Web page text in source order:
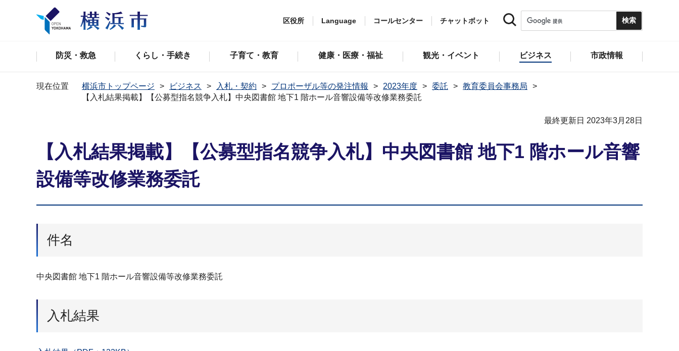
区役所 Language コールセンター チャットボット
防災・救急 くらし・手続き 子育て・教育 健康・医療・福祉 観光・イベント ビジネス 市政情報
現在位置 横浜市トップページ ビジネス 入札・契約 プロポーザル等の発注情報 2023年度 委託
教育委員会事務局
【入札結果掲載】【公募型指名競争入札】中央図書館 地下1 階ホール音響設備等改修業務委託
最終更新日 2023年3月28日
【入札結果掲載】【公募型指名競争入札】中央図書館 地下1 階ホール音響
設備等改修業務委託
件名
中央図書館 地下1 階ホール音響設備等改修業務委託
入札結果